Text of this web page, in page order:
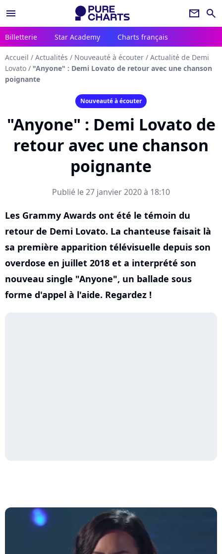
menu newsletter search
Billetterie Star Academy Charts français
Accueil / Actualités / Nouveauté à écouter / Actualité de Demi
Lovato / "Anyone" : Demi Lovato de retour avec une chanson
poignante
Nouveauté à écouter
"Anyone" : Demi Lovato de
retour avec une chanson
poignante
Publié le 27 janvier 2020 à 18:10
Les Grammy Awards ont été le témoin du
retour de Demi Lovato. La chanteuse faisait là
sa première apparition télévisuelle depuis son
overdose en juillet 2018 et a interprété son
nouveau single "Anyone", un ballade sous
forme d'appel à l'aide. Regardez !